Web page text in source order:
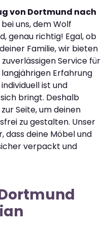
von Dortmund nach
uns, dem Wolf
genau richtig! Egal, ob
Familie, wir bieten
Service für
Erfahrung
ist und
bringt. Deshalb
Seite, um deinen
zu gestalten. Unser
dass deine Möbel und
verpackt und